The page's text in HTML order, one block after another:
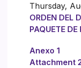
Thursday,
ORDEN DEL
PAQUETE DE
Anexo 1
Attachment